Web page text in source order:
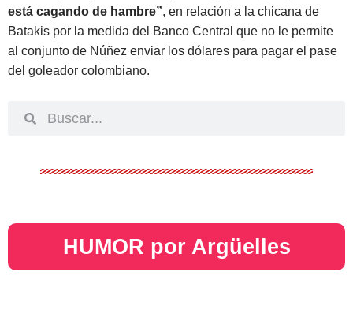
está cagando de hambre”, en relación a la chicana de
Batakis por la medida del Banco Central que no le permite
al conjunto de Núñez enviar los dólares para pagar el pase
del goleador colombiano.
HUMOR por Argüelles​